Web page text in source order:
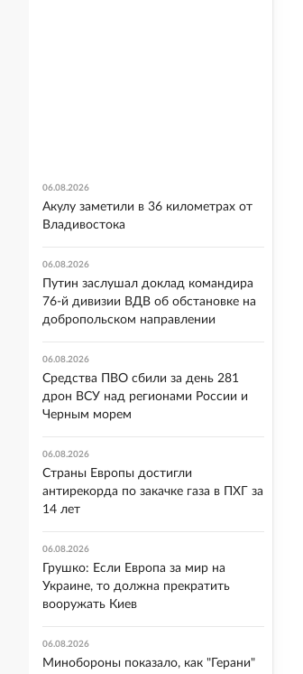
06.08.2026
Акулу заметили в 36 километрах от
Владивостока
06.08.2026
Путин заслушал доклад командира
76-й дивизии ВДВ об обстановке на
добропольском направлении
06.08.2026
Средства ПВО сбили за день 281
дрон ВСУ над регионами России и
Черным морем
06.08.2026
Страны Европы достигли
антирекорда по закачке газа в ПХГ за
14 лет
06.08.2026
Грушко: Если Европа за мир на
Украине, то должна прекратить
вооружать Киев
06.08.2026
Минобороны показало, как "Герани"